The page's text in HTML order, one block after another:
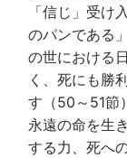
「信じ」受け
のパンである
の世における
く、死にも勝
す（50～51節
永遠の命を生
する力、死へ